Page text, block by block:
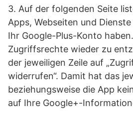
3. Auf der folgenden Seite
Apps, Webseiten und
Ihr Google-Plus-Konto
Zugriffsrechte wieder zu
der jeweiligen Zeile auf
widerrufen“. Damit hat das
beziehungsweise die App
auf Ihre Google+-